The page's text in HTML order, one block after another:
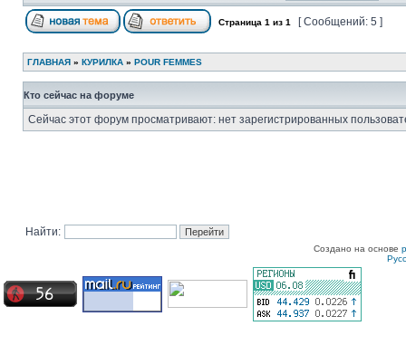
Страница 1 из 1 [ Сообщений: 5 ]
ГЛАВНАЯ » КУРИЛКА » POUR FEMMES
Кто сейчас на форуме
Сейчас этот форум просматривают: нет зарегистрированных
Найти:
Создано на основе